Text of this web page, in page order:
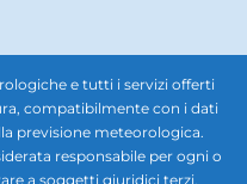
e tutti i servizi offerti
compatibilmente con i dati
previsione meteorologica.
responsabile per ogni o
a soggetti giuridici terzi,